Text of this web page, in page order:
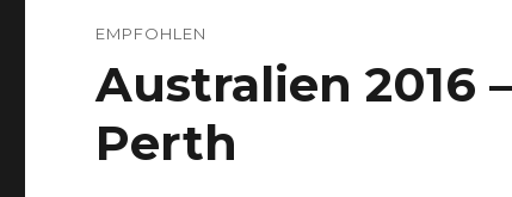
EMPFOHLEN
Australien 2016
Perth